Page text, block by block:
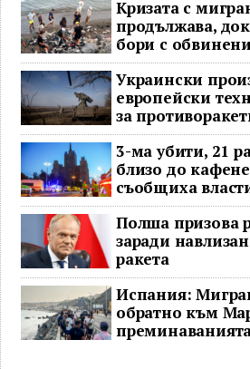
Кризата с
продължава,
бори с
гнева у дома
Украински
европейски
за
3-ма убити, 21
близо до
съобщиха
Полша призова
заради
ракета
Испания:
обратно към